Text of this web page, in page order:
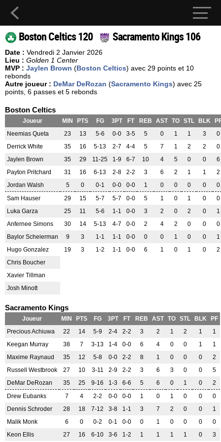
Boston Celtics 120 Sacramento Kings 106
Date : Vendredi 2 Janvier 2026
Lieu : Golden 1 Center
MVP : Jaylen Brown (Boston Celtics) avec 29 points et 10
rebonds
Autre joueur : DeMar DeRozan (Sacramento Kings) avec 25
points, 6 passes et 5 rebonds
Boston Celtics
Joueur MIN PTS FG 3PT FT REB AST TO STL BLK
Neemias Queta
23 13 5-6 0-0 3-5 5 0 1 1 3
0
Derrick White
35 16 5-13 2-7 4-4 5 7 1 2 2
0
Jaylen Brown
35 29 11-25 1-9 6-7 10 4 5 0 0
6
Payton Pritchard
31 16 6-13 2-8 2-2 3 6 2 1 1
2
Jordan Walsh
5 0 0-1 0-0 0-0 1 0 0 0 0
0
Sam Hauser
29 15 5-7 5-7 0-0 5 1 0 1 0
0
Luka Garza
25 11 5-6 1-1 0-0 3 2 0 2 0
1
Anfernee Simons
30 14 5-13 4-7 0-0 2 4 2 0 0
0
Baylor Scheierman
9 3 1-1 1-1 0-0 0 0 1 0 0
1
Hugo Gonzalez
19 3 1-2 1-1 0-0 6 1 0 1 0
2
Chris Boucher
Xavier Tillman
Josh Minott
Sacramento Kings
Joueur MIN PTS FG 3PT FT REB AST TO STL BLK
PF
Precious Achiuwa
22 14 5-9 2-4 2-2 3 2 1 2 1
1
Keegan Murray
38 7 3-13 1-4 0-0 6 4 0 0 1
1
Maxime Raynaud
35 12 5-8 0-0 2-2 8 1 0 0 0
2
Russell Westbrook
27 10 3-11 2-9 2-2 3 6 3 0 0
5
DeMar DeRozan
35 25 9-16 1-3 6-6 5 6 0 1 0
2
Drew Eubanks
7 4 2-2 0-0 0-0 1 0 1 0 0
0
Dennis Schroder
28 18 7-12 3-8 1-1 3 7 2 0 0
1
Malik Monk
6 0 0-2 0-1 0-0 0 1 0 0 0
0
Keon Ellis
27 16 6-10 3-6 1-2 1 1 1 1 0 3